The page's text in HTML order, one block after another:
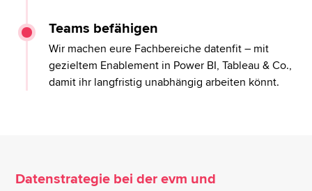
Teams befähigen
Wir machen eure Fachbereiche datenfit – mit
gezieltem Enablement in Power BI, Tableau & Co.,
damit ihr langfristig unabhängig arbeiten könnt.
Datenstrategie bei der evm und